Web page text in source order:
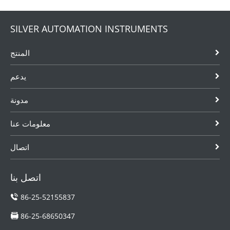
SILVER AUTOMATION INSTRUMENTS
المنتج
يدعم
مدونة
معلومات عنا
اتصال
اتصل بنا
86-25-52155837
86-25-68650347